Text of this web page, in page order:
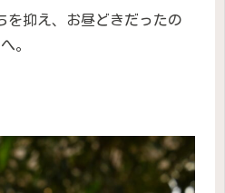
を抑え、お昼どきだったの
。